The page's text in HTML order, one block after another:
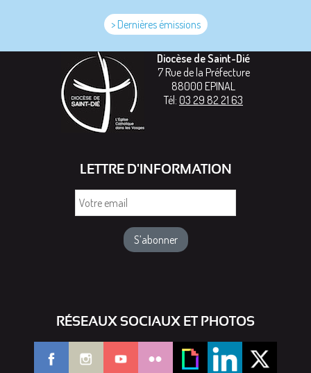
> Dernières émissions
Diocèse de Saint-Dié
7 Rue de la Préfecture
88000 EPINAL
Tél: 03 29 82 21 63
LETTRE D'INFORMATION
RÉSEAUX SOCIAUX ET PHOTOS